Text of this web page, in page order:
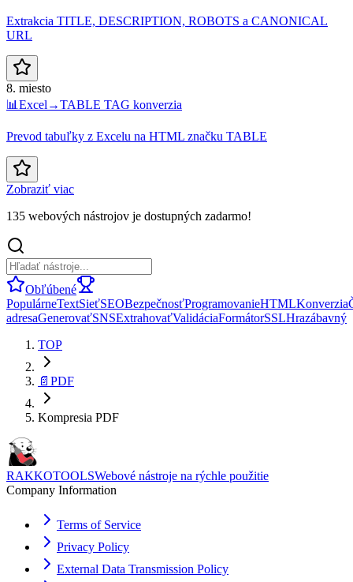
Extrakcia TITLE, DESCRIPTION, ROBOTS a CANONICAL
URL
8. miesto
📊 Excel→TABLE TAG konverzia
Prevod tabuľky z Excelu na HTML značku TABLE
Zobraziť viac
135 webových nástrojov je dostupných zadarmo!
Obľúbené
PopulárneTextSieťSEOBezpečnosťProgramovanieHTMLKonverzia
adresaGenerovaťSNSExtrahovaťValidáciaFormátorSSLHrazábavný
TOP
📄 PDF
Kompresia PDF
RAKKOTOOLSWebové nástroje na rýchle použitie
Company Information
Terms of Service
Privacy Policy
External Data Transmission Policy